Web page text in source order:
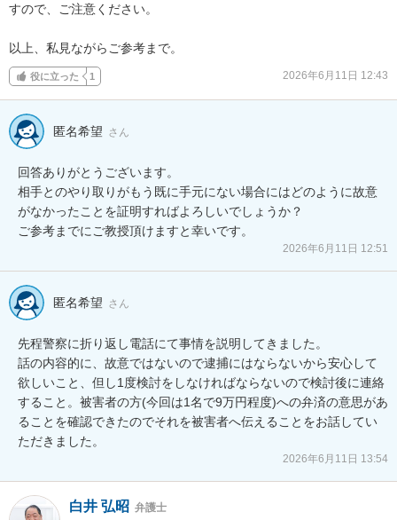
すので、ご注意ください。
以上、私見ながらご参考まで。
役に立った 1 2026年6月11日 12:43
匿名希望 さん
回答ありがとうございます。
相手とのやり取りがもう既に手元にない場合にはどのように故意
がなかったことを証明すればよろしいでしょうか？
ご参考までにご教授頂けますと幸いです。
2026年6月11日 12:51
匿名希望 さん
先程警察に折り返し電話にて事情を説明してきました。
話の内容的に、故意ではないので逮捕にはならないから安心して
欲しいこと、但し1度検討をしなければならないので検討後に連絡
すること。被害者の方(今回は1名で9万円程度)への弁済の意思があ
ることを確認できたのでそれを被害者へ伝えることをお話してい
ただきました。
2026年6月11日 13:54
白井 弘昭 弁護士